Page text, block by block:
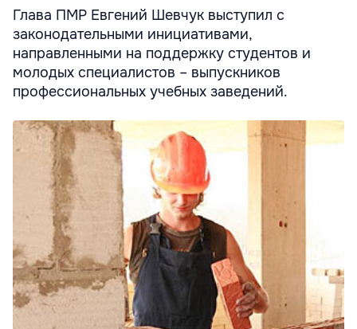
Глава ПМР Евгений Шевчук выступил с
законодательными инициативами,
направленными на поддержку студентов и
молодых специалистов – выпускников
профессиональных учебных заведений.